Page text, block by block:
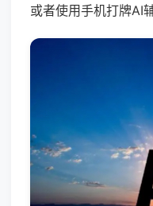
或者使用手机打牌AI